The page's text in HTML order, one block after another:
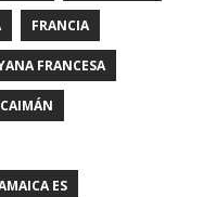
FRANCIA
FRANCESA
ES